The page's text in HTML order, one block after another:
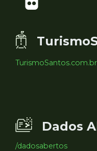
TurismoSantos.com.br
Dados
/dadosabertos